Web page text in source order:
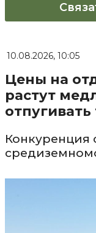
10.08.2026, 10:05
Цены на
растут
отпугивать
Конкуренция